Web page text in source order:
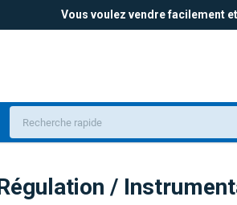
Vous voulez vendre facilement
/